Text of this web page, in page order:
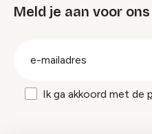
Meld je aan voor
Ik ga akkoord met de